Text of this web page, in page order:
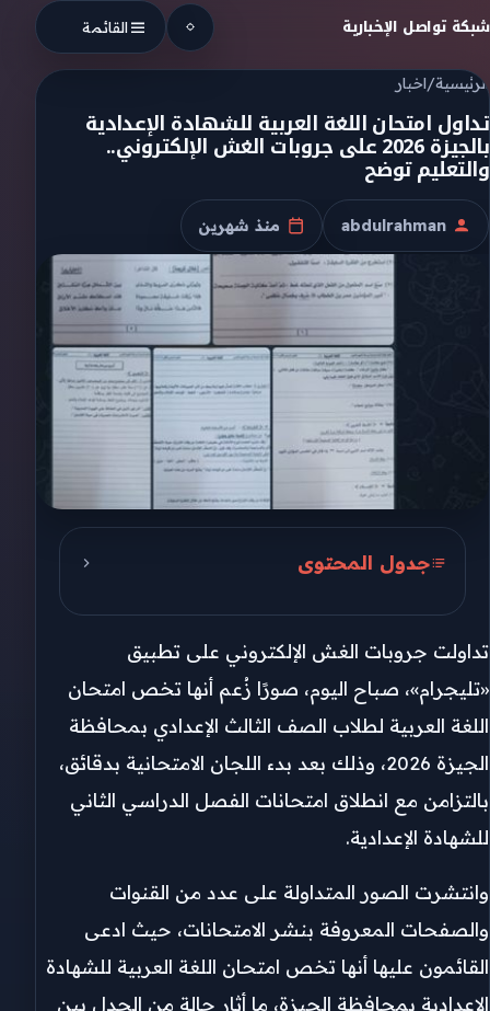
Skip to content
شبكة تواصل الإخبارية القائمة
الرئيسية/اخبار
تداول امتحان اللغة العربية للشهادة الإعدادية
بالجيزة 2026 على جروبات الغش الإلكتروني..
والتعليم توضح
الكاتب
abdulrahman
تاريخ النشر
منذ شهرين
جدول المحتوى
إجراءات مشددة لمواجهة الغش
الإلكتروني
انطلاق امتحانات الشهادة الإعدادية
بالجيزة
تداولت جروبات الغش الإلكتروني على تطبيق
«تليجرام»، صباح اليوم، صورًا زُعم أنها تخص امتحان
اللغة العربية لطلاب الصف الثالث الإعدادي بمحافظة
الجيزة 2026، وذلك بعد بدء اللجان الامتحانية بدقائق،
بالتزامن مع انطلاق امتحانات الفصل الدراسي الثاني
للشهادة الإعدادية.
وانتشرت الصور المتداولة على عدد من القنوات
والصفحات المعروفة بنشر الامتحانات، حيث ادعى
القائمون عليها أنها تخص امتحان اللغة العربية للشهادة
الإعدادية بمحافظة الجيزة، ما أثار حالة من الجدل بين